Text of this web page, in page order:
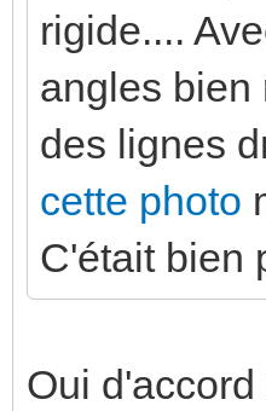
10/06/2021,
Weee a
Ives a
C'est
Je pense